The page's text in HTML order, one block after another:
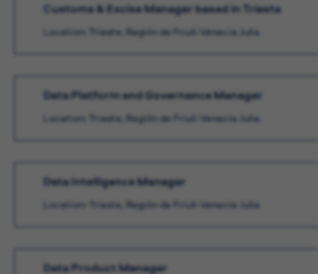
Customs & Excise Manager based in Trieste
Location: Trieste, Región de Friuli-Venecia Julia
Data Platform and Governance Manager
Location: Trieste, Región de Friuli-Venecia Julia
Data Intelligence Manager
Location: Trieste, Región de Friuli-Venecia Julia
Data Product Manager